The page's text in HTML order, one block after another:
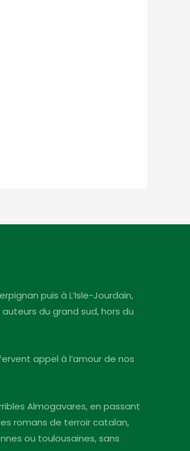
puis à L’Isle-Jourdain,
du grand sud, hors du
appel à l’amour de nos
Almogavares, en passant
romans de terroir catalan,
ou toulousaines, sans